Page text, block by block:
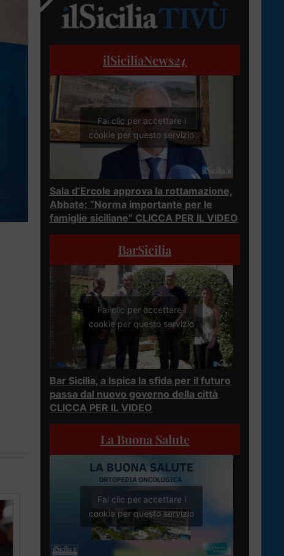
ilSiciliaNews24
Fai clic per accettare i
cookie per questo servizio
Sala d’Ercole approva la rottamazione,
Abbate: “Norma importante per le
famiglie siciliane” CLICCA PER IL VIDEO
BarSicilia
Fai clic per accettare i
cookie per questo servizio
Bar Sicilia, a Ispica la sfida per il futuro
passa dal nuovo governo della città
CLICCA PER IL VIDEO
La Buona Salute
Fai clic per accettare i
cookie per questo servizio